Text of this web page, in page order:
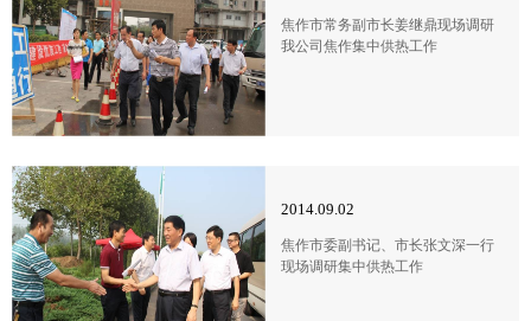
焦作市常务副市长姜继鼎现场调研
我公司焦作集中供热工作
2014.09.02
焦作市委副书记、市长张文深一行
现场调研集中供热工作